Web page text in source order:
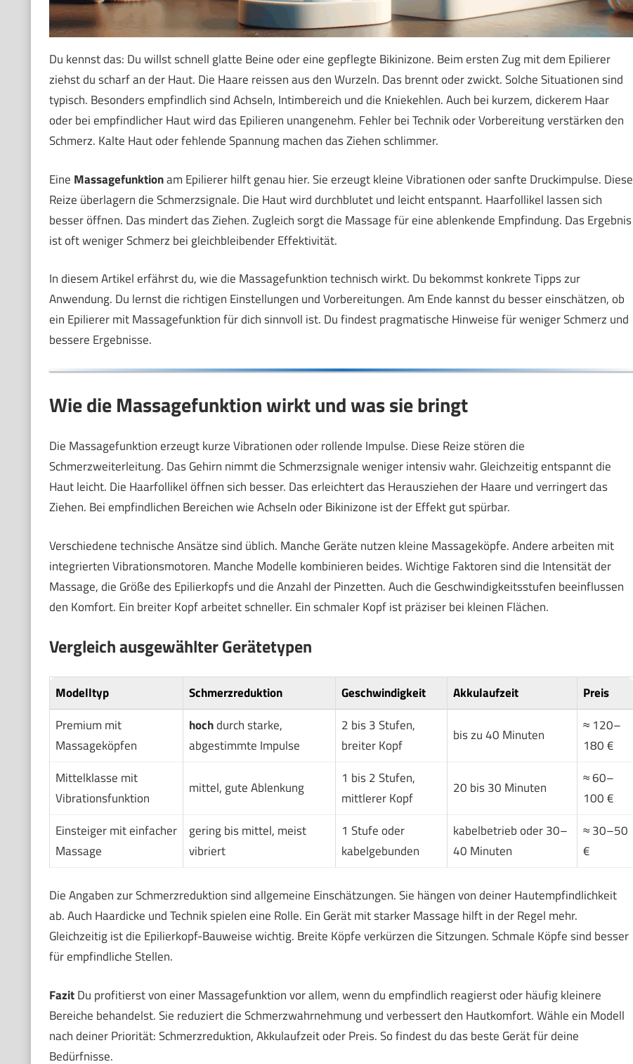
Du kennst das: Du willst schnell glatte Beine oder eine gepflegte Bikinizone. Beim ersten Zug mit dem Epilierer
ziehst du scharf an der Haut. Die Haare reissen aus den Wurzeln. Das brennt oder zwickt. Solche Situationen sind
typisch. Besonders empfindlich sind Achseln, Intimbereich und die Kniekehlen. Auch bei kurzem, dickerem Haar
oder bei empfindlicher Haut wird das Epilieren unangenehm. Fehler bei Technik oder Vorbereitung verstärken den
Schmerz. Kalte Haut oder fehlende Spannung machen das Ziehen schlimmer.
Eine Massagefunktionam Epilierer hilft genau hier. Sie erzeugt kleine Vibrationen oder sanfte Druckimpulse. Diese
Reize überlagern die Schmerzsignale. Die Haut wird durchblutet und leicht entspannt. Haarfollikel lassen sich
besser öffnen. Das mindert das Ziehen. Zugleich sorgt die Massage für eine ablenkende Empfindung. Das Ergebnis
ist oft weniger Schmerz bei gleichbleibender Effektivität.
In diesem Artikel erfährst du, wie die Massagefunktion technisch wirkt. Du bekommst konkrete Tipps zur
Anwendung. Du lernst die richtigen Einstellungen und Vorbereitungen. Am Ende kannst du besser einschätzen, ob
ein Epilierer mit Massagefunktion für dich sinnvoll ist. Du findest pragmatische Hinweise für weniger Schmerz und
bessere Ergebnisse.
Wie die Massagefunktion wirkt und was sie bringt
Die Massagefunktion erzeugt kurze Vibrationen oder rollende Impulse. Diese Reize stören die
Schmerzweiterleitung. Das Gehirn nimmt die Schmerzsignale weniger intensiv wahr. Gleichzeitig entspannt die
Haut leicht. Die Haarfollikel öffnen sich besser. Das erleichtert das Herausziehen der Haare und verringert das
Ziehen. Bei empfindlichen Bereichen wie Achseln oder Bikinizone ist der Effekt gut spürbar.
Verschiedene technische Ansätze sind üblich. Manche Geräte nutzen kleine Massageköpfe. Andere arbeiten mit
integrierten Vibrationsmotoren. Manche Modelle kombinieren beides. Wichtige Faktoren sind die Intensität der
Massage, die Größe des Epilierkopfs und die Anzahl der Pinzetten. Auch die Geschwindigkeitsstufen beeinflussen
den Komfort. Ein breiter Kopf arbeitet schneller. Ein schmaler Kopf ist präziser bei kleinen Flächen.
Vergleich ausgewählter Gerätetypen
Modelltyp Schmerzreduktion Geschwindigkeit Akkulaufzeit
Preis
Premium mit
Massageköpfen
hochdurch starke,
abgestimmte Impulse
2 bis 3 Stufen,
breiter Kopf
bis zu 40 Minuten
≈ 120–
180 €
Mittelklasse mit
Vibrationsfunktion
mittel, gute Ablenkung
1 bis 2 Stufen,
mittlerer Kopf
20 bis 30 Minuten
≈ 60–
100 €
Einsteiger mit einfacher
Massage
gering bis mittel, meist
vibriert
1 Stufe oder
kabelgebunden
kabelbetrieb oder 30–
40 Minuten
≈ 30–50
€
Die Angaben zur Schmerzreduktion sind allgemeine Einschätzungen. Sie hängen von deiner Hautempfindlichkeit
ab. Auch Haardicke und Technik spielen eine Rolle. Ein Gerät mit starker Massage hilft in der Regel mehr.
Gleichzeitig ist die Epilierkopf-Bauweise wichtig. Breite Köpfe verkürzen die Sitzungen. Schmale Köpfe sind besser
für empfindliche Stellen.
FazitDu profitierst von einer Massagefunktion vor allem, wenn du empfindlich reagierst oder häufig kleinere
Bereiche behandelst. Sie reduziert die Schmerzwahrnehmung und verbessert den Hautkomfort. Wähle ein Modell
nach deiner Priorität: Schmerzreduktion, Akkulaufzeit oder Preis. So findest du das beste Gerät für deine
Bedürfnisse.